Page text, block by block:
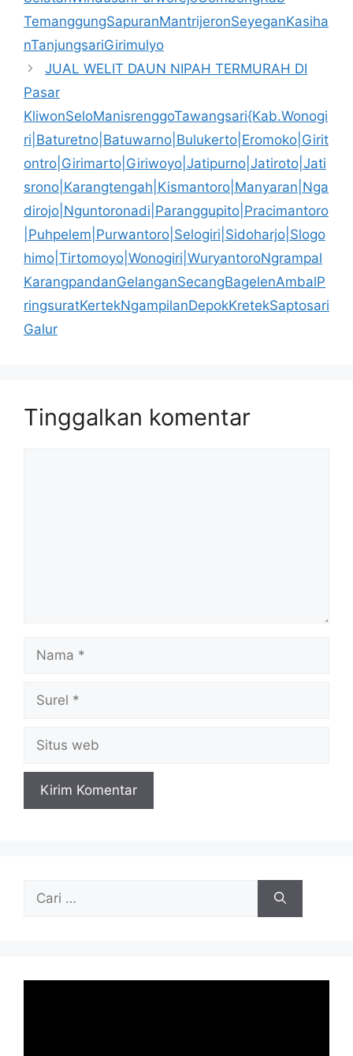
TemanggungSapuranMantrijeronSeyeganKasiha
nTanjungsariGirimulyo
JUAL WELIT DAUN NIPAH TERMURAH DI
Pasar
KliwonSeloManisrenggoTawangsari{Kab.Wonogi
ri|Baturetno|Batuwarno|Bulukerto|Eromoko|Girit
ontro|Girimarto|Giriwoyo|Jatipurno|Jatiroto|Jati
srono|Karangtengah|Kismantoro|Manyaran|Nga
dirojo|Nguntoronadi|Paranggupito|Pracimantoro
|Puhpelem|Purwantoro|Selogiri|Sidoharjo|Slogo
himo|Tirtomoyo|Wonogiri|WuryantoroNgrampal
KarangpandanGelanganSecangBagelenAmbalP
ringsuratKertekNgampilanDepokKretekSaptosari
Galur
Tinggalkan komentar
web
untuk: